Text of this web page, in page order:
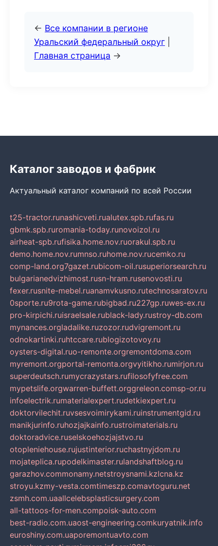
← Все компании в регионе
Уральский федеральный округ
Главная страница →
Каталог заводов и фабрик
Актуальный каталог компаний по всей России
t25-tractor.runashicveti.rualutex.spb.rufas.ru
gbmk.spb.ruromania-today.runovoizol.ru
airheat-spb.rufisika.home.nov.ruorakul.spb.ru
demo.home.nov.rumnso.ruhome.nov.rucemko.ru
comp-land.org7gazet.rubicom-oil.rusuperiorsearch.ru
bulgarianedvizhimost.rusn-hram.rusenovosti.ru
fexer.rusnite-mebel.ruanamvkusno.rutechnosaratov.ru
0sporte.ru9rota-game.rubigbad.ru227gp.ruwes-ex.ru
pro-kirpichi.ruisraelsale.rublack-lady.rustroy-db.com
mynances.orgladalike.ruzozor.rudvigremont.ru
odnokartinki.ruhtccare.rublogizotovoy.ru
oysters-digital.ruo-remonte.orgremontdoma.com
myremont.orgportal-remonta.orgvyitikho.rumirjon.ru
superdeutsch.rumycrazystars.rufilosofyfree.com
mypetslife.orgwarren-buffett.orggreleon.comsp-or.ru
infoelectrik.rumaterialexpert.rudetkiexpert.ru
doktorvilechit.ruvsesvoimirykami.ruinstrumentgid.ru
manikjurinfo.ruhozjajkainfo.rustroimaterials.ru
doktoradvice.ruselskoehozjajstvo.ru
otopleniehouse.rujustinterior.ruchastnyjdom.ru
mojateplica.rupodelkimaster.rulandshaftblog.ru
garazhov.commonamy.netstroysnami.kzlcna.kz
stroyu.kzmy-vesta.comtimeszp.comavtoguru.net
zsmh.com.uaallcelebsplasticsurgery.com
all-tattoos-for-men.compoisk-auto.com
best-radio.com.uaost-engineering.comkuryatnik.info
euroshiny.com.uaporemontuavto.com